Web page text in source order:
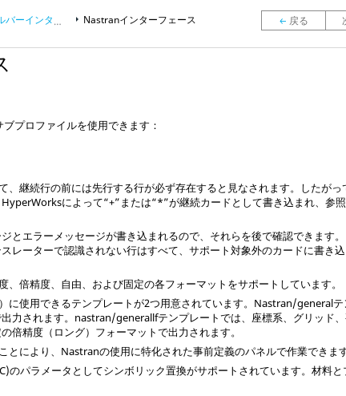
ーインターフェース Nastranインターフェース
プロファイルを使用できます：
、継続行の前には先行する行が必ず存在すると見なされます。したがっ
HyperWorksによって“+”または“*”が継続カードとして書き込まれ、参
とエラーメッセージが書き込まれるので、それらを後で確認できます
レーターで認識されない行はすべて、サポート対象外のカードに書き
、倍精度、自由、および固定の各フォーマットをサポートしています。
使用できるテンプレートが2つ用意されています。 Nastran/generalテ
力されます。nastran/generallfテンプレートでは、座標系、グリッド
倍精度（ロング）フォーマットで出力されます。
とにより、 Nastranの使用に特化された事前定義のパネルで作業できます
のパラメータとしてシンボリック置換がサポートされています。材料